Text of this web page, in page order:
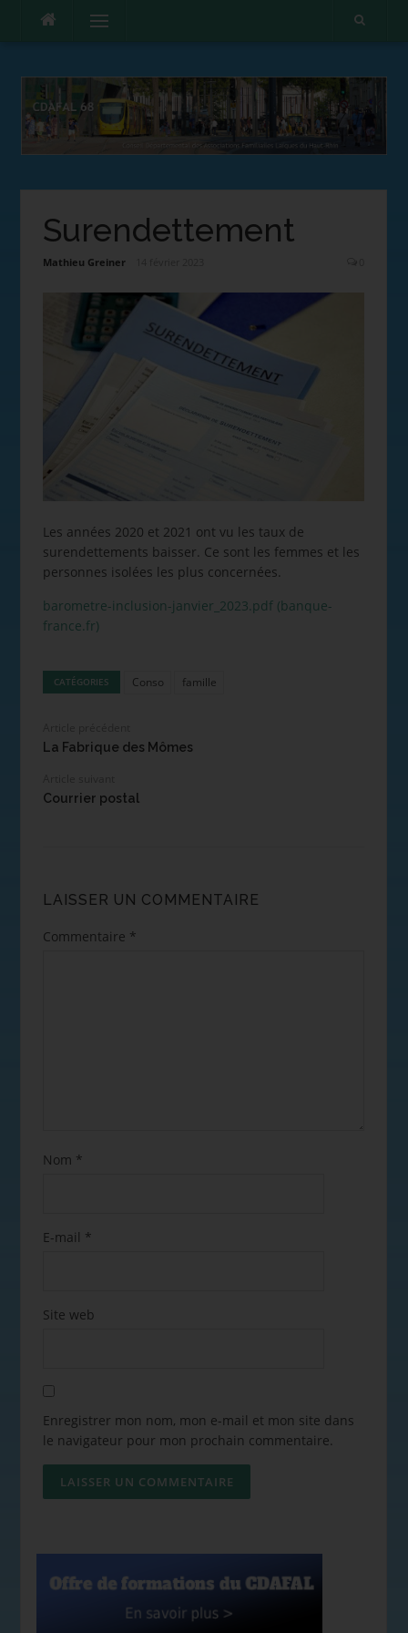
Menu
Surendettement
Mathieu Greiner
Les années 2020 et 2021 ont vu les taux de
surendettements baisser. Ce sont les femmes et les
personnes isolées les plus concernées.
barometre-inclusion-janvier_2023.pdf (banque-
france.fr)
CATÉGORIES Conso famille
La Fabrique des Mômes
Courrier postal
LAISSER UN COMMENTAIRE
Commentaire *
Nom *
E-mail *
Site web
Enregistrer mon nom, mon e-mail et mon site dans
le navigateur pour mon prochain commentaire.